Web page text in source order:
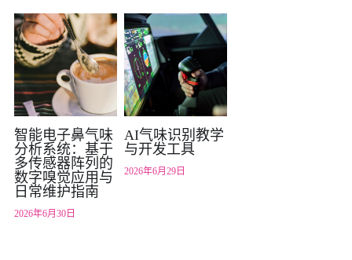
智能电子鼻气味
分析系统：基于
多传感器阵列的
数字嗅觉应用与
日常维护指南
2026年6月30日
AI气味识别教学
与开发工具
2026年6月29日